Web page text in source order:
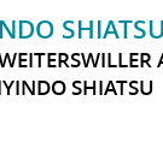
SHIATSU
SHIATSU